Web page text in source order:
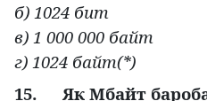
б) 1024 бит
в) 1 000 000 байт
г) 1024 байт(*)
15.
Як Мбайт